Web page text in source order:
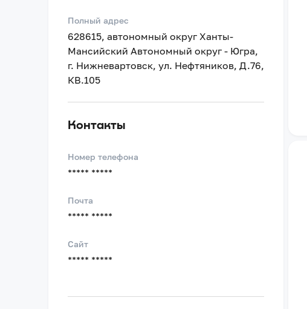
Полный адрес
628615, автономный округ Ханты-
Мансийский Автономный округ - Югра,
г. Нижневартовск, ул. Нефтяников, Д.76,
КВ.105
Контакты
Номер телефона
***** *****
Почта
***** *****
Сайт
***** *****